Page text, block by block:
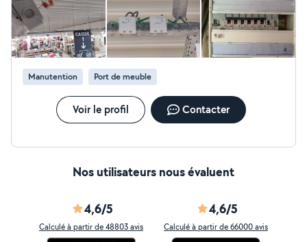
Manutention Port de meuble
Voir le profil Contacter
Nos utilisateurs nous évaluent
4,6/5
Calculé à partir de 48803 avis
4,6/5
Calculé à partir de 66000 avis